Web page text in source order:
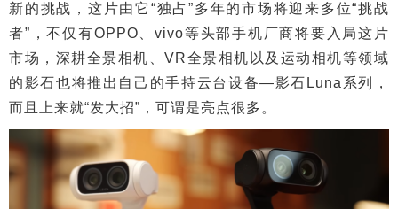
新的挑战，这片由它“独占”多年的市场将迎来多位“挑战
者”，不仅有OPPO、vivo等头部手机厂商将要入局这片
市场，深耕全景相机、VR全景相机以及运动相机等领域
的影石也将推出自己的手持云台设备—影石Luna系列，
而且上来就“发大招”，可谓是亮点很多。